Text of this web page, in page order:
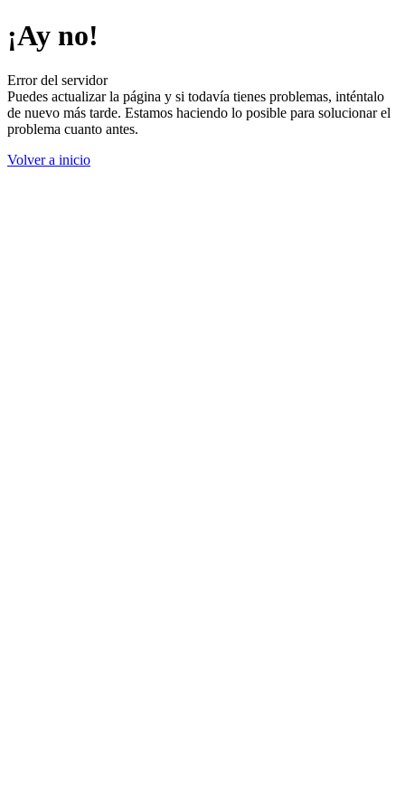
¡Ay no!
Error del servidor
Puedes actualizar la página y si todavía tienes problemas, inténtalo
de nuevo más tarde. Estamos haciendo lo posible para solucionar el
problema cuanto antes.
Volver a inicio